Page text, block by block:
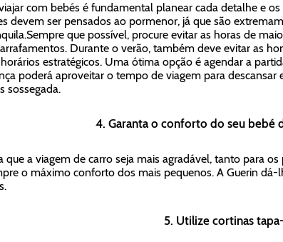
com bebés é fundamental planear cada detalhe e
devem ser pensados ao pormenor, já que são
que possível, procure evitar as horas de
Durante o verão, também deve evitar as
estratégicos. Uma ótima opção é agendar a
poderá aproveitar o tempo de viagem para
sossegada.
4. Garanta o conforto do seu bebé
que a viagem de carro seja mais agradável, tanto para
o máximo conforto dos mais pequenos. A Guerin dá-
5. Utilize cortinas